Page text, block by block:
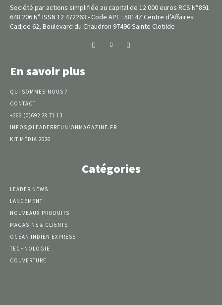
Société par actions simplifiée au capital de 12 000 euros RCS N°891
648 206 N° ISSN 12 472263 - Code APE : 5814Z Centre d’Affaires
Cadjee 62, Boulevard du Chaudron 97490 Sainte Clotilde
En savoir plus
QUI SOMMES-NOUS ?
CONTACT
+262 (0)692 28 71 13
INFOS@LEADERREUNIONMAGAZINE.FR
KIT MÉDIA 2026
Catégories
LEADER NEWS
LANCEMENT
NOUVEAUX PRODUITS
MAGASINS & CLIENTS
OCÉAN INDIEN EXPRESS
TECHNOLOGIE
COUVERTURE